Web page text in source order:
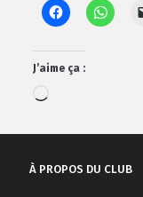
J’aime ça :
À PROPOS DU CLUB